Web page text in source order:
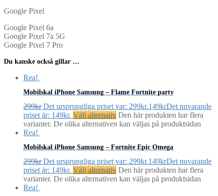
Google Pixel
Google Pixel 6a
Google Pixel 7a 5G
Google Pixel 7 Pro
Du kanske också gillar …
Rea!
Mobilskal iPhone Samsung – Flame Fortnite party
299kr Det ursprungliga priset var: 299kr.149krDet nuvarande
priset är: 149kr. Välj alternativ Den här produkten har flera
varianter. De olika alternativen kan väljas på produktsidan
Rea!
Mobilskal iPhone Samsung – Fortnite Epic Omega
299kr Det ursprungliga priset var: 299kr.149krDet nuvarande
priset är: 149kr. Välj alternativ Den här produkten har flera
varianter. De olika alternativen kan väljas på produktsidan
Rea!